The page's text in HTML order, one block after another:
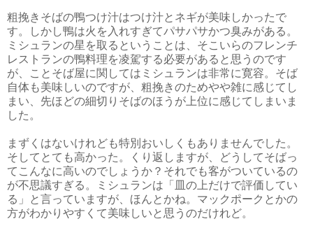
粗挽きそばの鴨つけ汁はつけ汁とネギが美味しかったで
す。しかし鴨は火を入れすぎてパサパサかつ臭みがある。
ミシュランの星を取るということは、そこいらのフレンチ
レストランの鴨料理を凌駕する必要があると思うのです
が、ことそば屋に関してはミシュランは非常に寛容。そば
自体も美味しいのですが、粗挽きのためやや雑に感じてし
まい、先ほどの細切りそばのほうが上位に感じてしまいま
した。
まずくはないけれども特別おいしくもありませんでした。
そしてとても高かった。くり返しますが、どうしてそばっ
てこんなに高いのでしょうか？それでも客がついているの
が不思議すぎる。ミシュランは「皿の上だけで評価してい
る」と言っていますが、ほんとかね。マックポークとかの
方がわかりやすくて美味しいと思うのだけれど。